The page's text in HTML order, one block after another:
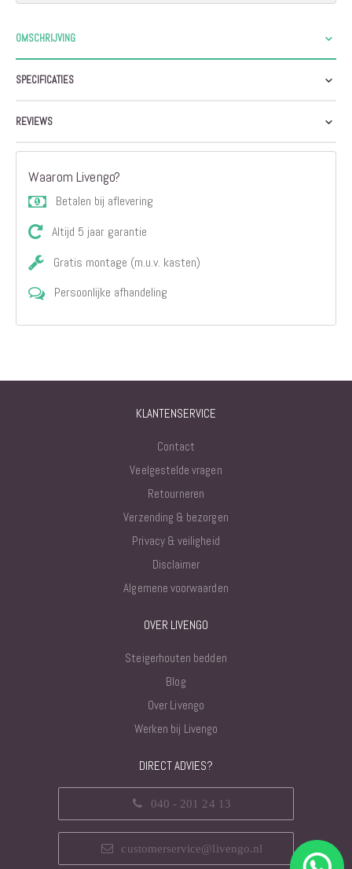
OMSCHRIJVING
SPECIFICATIES
REVIEWS
Waarom Livengo?
Betalen bij aflevering
Altijd 5 jaar garantie
Gratis montage (m.u.v. kasten)
Persoonlijke afhandeling
KLANTENSERVICE
Contact
Veelgestelde vragen
Retourneren
Verzending & bezorgen
Privacy & veiligheid
Disclaimer
Algemene voorwaarden
OVER LIVENGO
Steigerhouten bedden
Blog
Over Livengo
Werken bij Livengo
DIRECT ADVIES?
040 - 201 24 13
customerservice@livengo.nl